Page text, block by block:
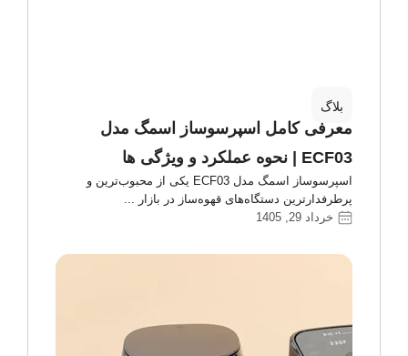
بلاگ
معرفی کامل اسپرسوساز اسمگ مدل
ECF03 | نحوه عملکرد و ویژگی ها
اسپرسوساز اسمگ مدل ECF03 یکی از محبوب‌ترین و
پرطرفدارترین دستگاه‌های قهوه‌ساز در بازار
خرداد 29, 1405